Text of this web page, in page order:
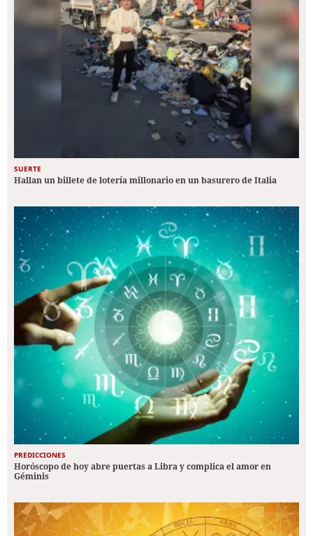
SUERTE
Hallan un billete de lotería millonario en un basurero de Italia
PREDICCIONES
Horóscopo de hoy abre puertas a Libra y complica el amor en
Géminis